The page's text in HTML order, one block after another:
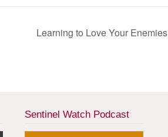
Learning to Love Your Enemies
Sentinel Watch Podcast